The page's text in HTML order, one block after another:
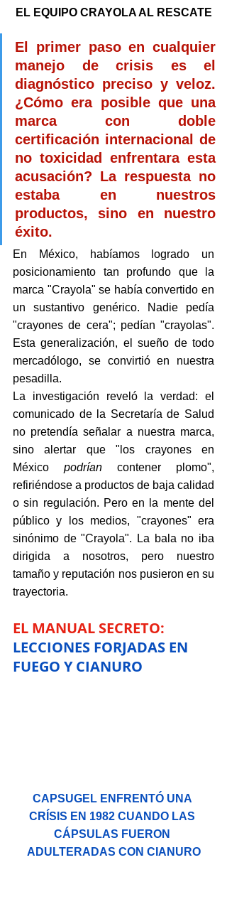
EL EQUIPO CRAYOLA AL RESCATE
El primer paso en cualquier
manejo de crisis es el
diagnóstico preciso y veloz.
¿Cómo era posible que una
marca con doble
certificación internacional de
no toxicidad enfrentara esta
acusación? La respuesta no
estaba en nuestros
productos, sino en nuestro
éxito.
En México, habíamos logrado un
posicionamiento tan profundo que la
marca "Crayola" se había convertido en
un sustantivo genérico. Nadie pedía
"crayones de cera"; pedían "crayolas".
Esta generalización, el sueño de todo
mercadólogo, se convirtió en nuestra
pesadilla.
La investigación reveló la verdad: el
comunicado de la Secretaría de Salud
no pretendía señalar a nuestra marca,
sino alertar que "los crayones en
México podrían contener plomo",
refiriéndose a productos de baja calidad
o sin regulación. Pero en la mente del
público y los medios, "crayones" era
sinónimo de "Crayola". La bala no iba
dirigida a nosotros, pero nuestro
tamaño y reputación nos pusieron en su
trayectoria.
EL MANUAL SECRETO:
LECCIONES FORJADAS EN
FUEGO Y CIANURO
CAPSUGEL ENFRENTÓ UNA
CRÍSIS EN 1982 CUANDO LAS
CÁPSULAS FUERON
ADULTERADAS CON CIANURO